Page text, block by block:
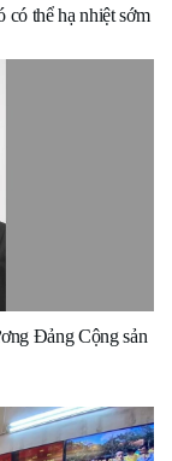
có thể hạ nhiệt sớm
Đảng Cộng sản